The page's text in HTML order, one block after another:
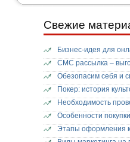
Свежие
Бизнес-идея для
СМС рассылка –
Обезопасим себя и
Покер: история
Необходимость
Особенности
Этапы оформления